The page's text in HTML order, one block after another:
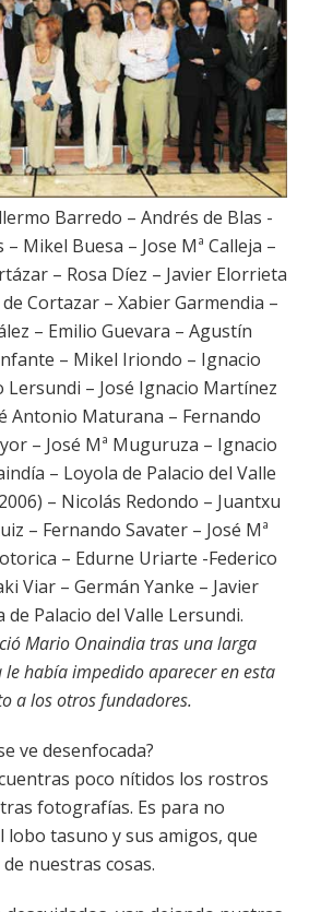
Barredo – Andrés de Blas -
Mikel Buesa – Jose Mª Calleja –
– Rosa Díez – Javier Elorrieta
Cortazar – Xabier Garmendia –
– Emilio Guevara – Agustín
– Mikel Iriondo – Ignacio
– José Ignacio Martínez
Antonio Maturana – Fernando
– José Mª Muguruza – Ignacio
– Loyola de Palacio del Valle
– Nicolás Redondo – Juantxu
– Fernando Savater – José Mª
– Edurne Uriarte -Federico
Viar – Germán Yanke – Javier
de Palacio del Valle Lersundi.
Mario Onaindia tras una larga
había impedido aparecer en esta
a los otros fundadores.
ve desenfocada?
poco nítidos los rostros
fotografías. Es para no
tasuno y sus amigos, que
de nuestras cosas.